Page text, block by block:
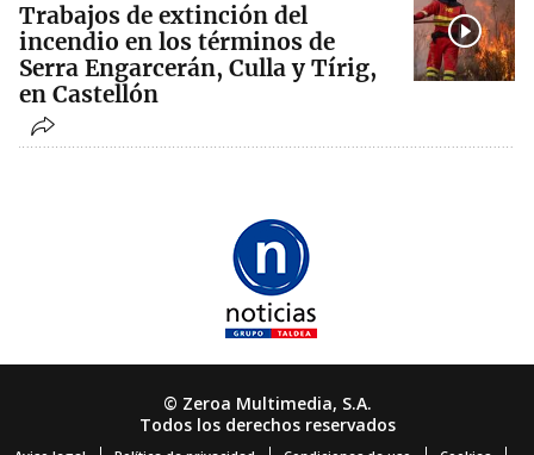
Trabajos de extinción del
incendio en los términos de
Serra Engarcerán, Culla y Tírig,
en Castellón
© Zeroa Multimedia, S.A.
Todos los derechos reservados